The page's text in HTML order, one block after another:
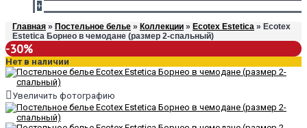
+
Главная » Постельное белье » Коллекции » Ecotex Estetica » Ecotex
Estetica Борнео в чемодане (размер 2-спальный)
-30%
Нет в наличии
Увеличить фотографию